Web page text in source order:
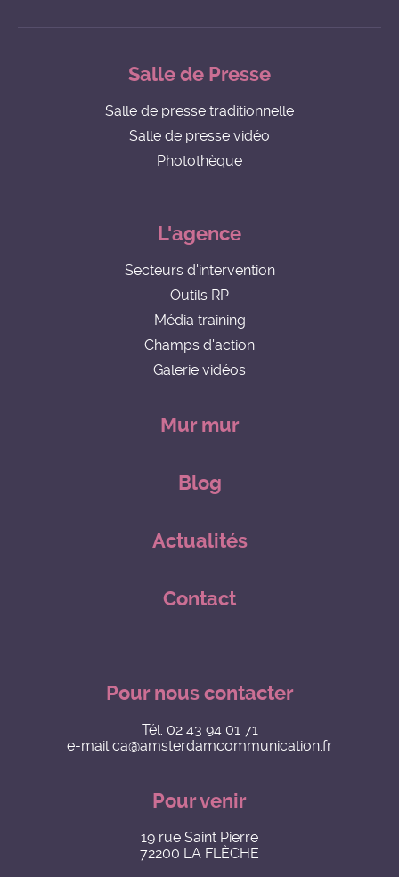
Salle de Presse
Salle de presse traditionnelle
Salle de presse vidéo
Photothèque
L'agence
Secteurs d'intervention
Outils RP
Média training
Champs d'action
Galerie vidéos
Mur mur
Blog
Actualités
Contact
Pour nous contacter
Tél. 02 43 94 01 71
e-mailca@amsterdamcommunication.fr
Pour venir
19 rue Saint Pierre
72200 LA FLÈCHE